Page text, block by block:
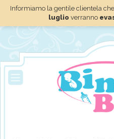
Informiamo la gentile clientela
luglio verranno